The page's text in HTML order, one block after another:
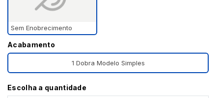
Sem Enobrecimento
Acabamento
1 Dobra Modelo Simples
Escolha a quantidade